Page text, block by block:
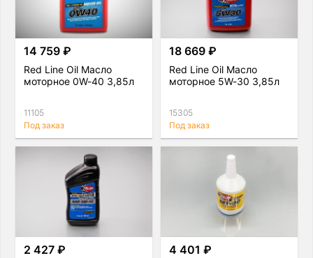
14 759 ₽
Red Line Oil Масло
моторное 0W-40 3,85л
11105
Под заказ
18 669 ₽
Red Line Oil Масло
моторное 5W-30 3,85л
15305
Под заказ
2 427 ₽ 4 401 ₽